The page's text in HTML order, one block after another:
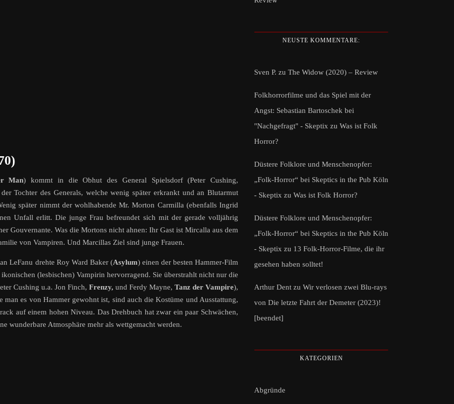
Man) kommt in die Obhut des General Spielsdorf (Peter Cushing,
Tochter des Generals, welche wenig später erkrankt und an Blutarmut
später nimmt der wohlhabende Mr. Morton Carmilla (ebenfalls Ingrid
Unfall erlitt. Die junge Frau befreundet sich mit der gerade volljährig
Gouvernante. Was die Mortons nicht ahnen: Ihr Gast ist Mircalla aus dem
von Vampiren. Und Marcillas Ziel sind junge Frauen.
LeFanu drehte Roy Ward Baker (Asylum) einen der besten Hammer-Film
(lesbischen) Vampirin hervorragend. Sie überstrahlt nicht nur die
Cushing u.a. Jon Finch, Frenzy, und Ferdy Mayne, Tanz der Vampire),
man es von Hammer gewohnt ist, sind auch die Kostüme und Ausstattung,
auf einem hohen Niveau. Das Drehbuch hat zwar ein paar Schwächen,
wunderbare Atmosphäre mehr als wettgemacht werden.
NEUSTE KOMMENTARE:
Sven P. zu The Widow (2020) – Review
Folkhorrorfilme und das Spiel mit der
Angst: Sebastian Bartoschek bei
"Nachgefragt" - Skeptix zu Was ist Folk
Horror?
Düstere Folklore und Menschenopfer:
„Folk-Horror“ bei Skeptics in the Pub Köln
- Skeptix zu Was ist Folk Horror?
Düstere Folklore und Menschenopfer:
„Folk-Horror“ bei Skeptics in the Pub Köln
- Skeptix zu 13 Folk-Horror-Filme, die ihr
gesehen haben solltet!
Arthur Dent zu Wir verlosen zwei Blu-rays
von Die letzte Fahrt der Demeter (2023)!
[beendet]
KATEGORIEN
Abgründe